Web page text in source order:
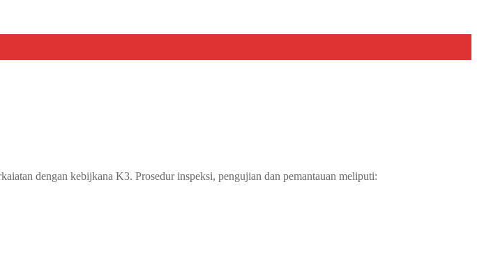
dengan kebijkana K3. Prosedur inspeksi, pengujian dan pemantauan meliputi: